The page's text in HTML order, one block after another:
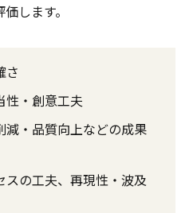
します。
さ
性・創意工夫
減・品質向上などの成果
の工夫、再現性・波及